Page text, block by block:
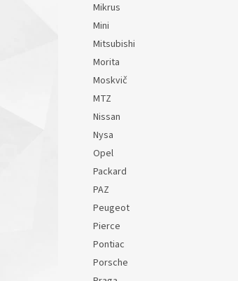
Mikrus
Mini
Mitsubishi
Morita
Moskvič
MTZ
Nissan
Nysa
Opel
Packard
PAZ
Peugeot
Pierce
Pontiac
Porsche